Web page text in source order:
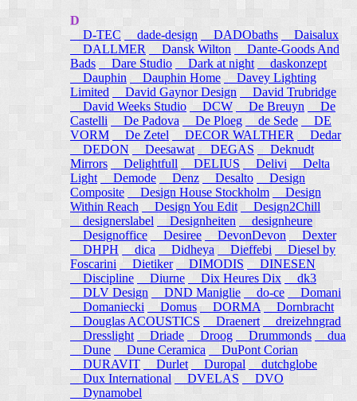
D
D-TEC
dade-design DADObaths
Daisalux
DALLMER
Dansk Wilton
Dante-Goods And
Bads
Dare Studio Dark at night
daskonzept
Dauphin
Dauphin Home
Davey Lighting
Limited
David Gaynor Design
David Trubridge
David Weeks Studio
DCW De Breuyn
De
Castelli
De Padova De Ploeg de Sede
DE
VORM
De Zetel DECOR WALTHER
Dedar
DEDON
Deesawat DEGAS
Deknudt
Mirrors
Delightfull DELIUS Delivi
Delta
Light
Demode Denz Desalto
Design
Composite
Design House Stockholm
Design
Within Reach
Design You Edit
Design2Chill
designerslabel
Designheiten
designheure
Designoffice
Desiree DevonDevon
Dexter
DHPH
dica Didheya Dieffebi
Diesel by
Foscarini
Dietiker DIMODIS
DINESEN
Discipline
Diurne Dix Heures Dix
dk3
DLV Design
DND Maniglie do-ce
Domani
Domaniecki
Domus DORMA
Dornbracht
Douglas ACOUSTICS
Draenert
dreizehngrad
Dresslight Driade Droog Drummonds
dua
Dune
Dune Ceramica
DuPont Corian
DURAVIT
Durlet Duropal
dutchglobe
Dux International
DVELAS
DVO
Dynamobel